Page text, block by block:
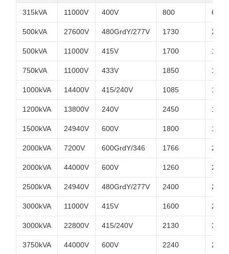
315kVA 11000V 400V 800 696
500kVA 27600V 480GrdY/277V 1730 2300
500kVA 11000V 415V 1700 1700
750kVA 11000V 433V 1850 1845
1000kVA 14400V 415/240V 1085 1860
1200kVA 13800V 240V 2450 1850
1500kVA 24940V 600V 1800 1880
2000kVA 7200V 600GrdY/346 1766 2680
2000kVA 44000V 600V 1260 2090
2500kVA 24940V 480GrdY/277V 2400 2200
3000kVA 11000V 415V 1600 2330
3000kVA 22800V 415/240V 2130 3500
3750kVA 44000V 600V 2240 2650